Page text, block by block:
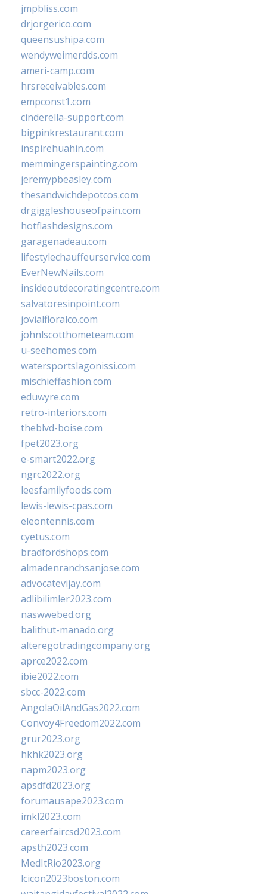
jmpbliss.com
drjorgerico.com
queensushipa.com
wendyweimerdds.com
ameri-camp.com
hrsreceivables.com
empconst1.com
cinderella-support.com
bigpinkrestaurant.com
inspirehuahin.com
memmingerspainting.com
jeremypbeasley.com
thesandwichdepotcos.com
drgiggleshouseofpain.com
hotflashdesigns.com
garagenadeau.com
lifestylechauffeurservice.com
EverNewNails.com
insideoutdecoratingcentre.com
salvatoresinpoint.com
jovialfloralco.com
johnlscotthometeam.com
u-seehomes.com
watersportslagonissi.com
mischieffashion.com
eduwyre.com
retro-interiors.com
theblvd-boise.com
fpet2023.org
e-smart2022.org
ngrc2022.org
leesfamilyfoods.com
lewis-lewis-cpas.com
eleontennis.com
cyetus.com
bradfordshops.com
almadenranchsanjose.com
advocatevijay.com
adlibilimler2023.com
naswwebed.org
balithut-manado.org
alteregotradingcompany.org
aprce2022.com
ibie2022.com
sbcc-2022.com
AngolaOilAndGas2022.com
Convoy4Freedom2022.com
grur2023.org
hkhk2023.org
napm2023.org
apsdfd2023.org
forumausape2023.com
imkl2023.com
careerfaircsd2023.com
apsth2023.com
MedItRio2023.org
lcicon2023boston.com